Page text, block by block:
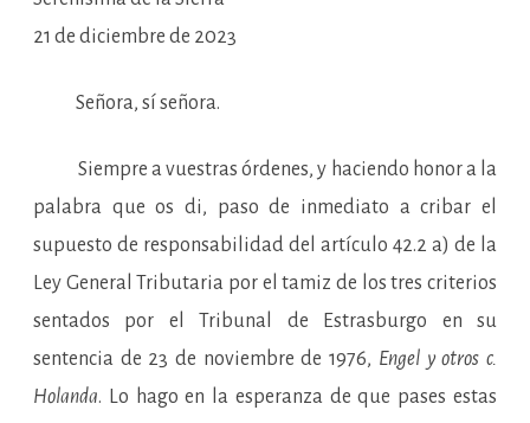
21 de diciembre de 2023
Señora, sí señora.
Siempre a vuestras órdenes, y haciendo honor a la
palabra que os di, paso de inmediato a cribar el
supuesto de responsabilidad del artículo 42.2 a) de la
Ley General Tributaria por el tamiz de los tres criterios
sentados por el Tribunal de Estrasburgo en su
sentencia de 23 de noviembre de 1976, Engel y otros c.
Holanda. Lo hago en la esperanza de que pases estas